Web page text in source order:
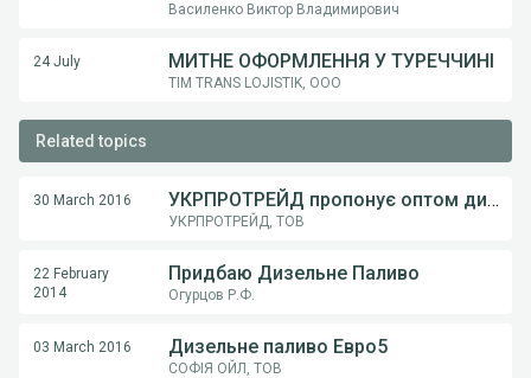
Василенко Виктор Владимирович
24 July МИТНЕ ОФОРМЛЕННЯ У ТУРЕЧЧИНІ
TIM TRANS LOJISTIK, ООО
Related topics
30 March 2016 УКРПРОТРЕЙД пропонує оптом дизельне паливо Євро 5
УКРПРОТРЕЙД, ТОВ
22 February
2014
Придбаю Дизельне Паливо
Огурцов Р.Ф.
03 March 2016 Дизельне паливо Евро5
СОФІЯ ОЙЛ, ТОВ